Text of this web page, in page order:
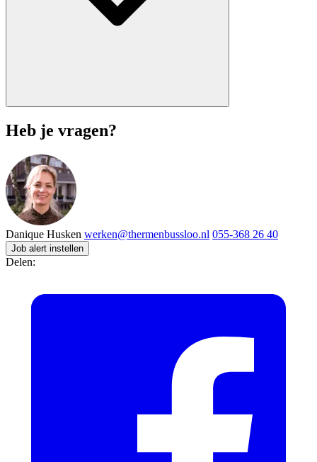
Heb je vragen?
Danique Husken werken@thermenbussloo.nl 055-368 26 40
Job alert instellen
Delen: